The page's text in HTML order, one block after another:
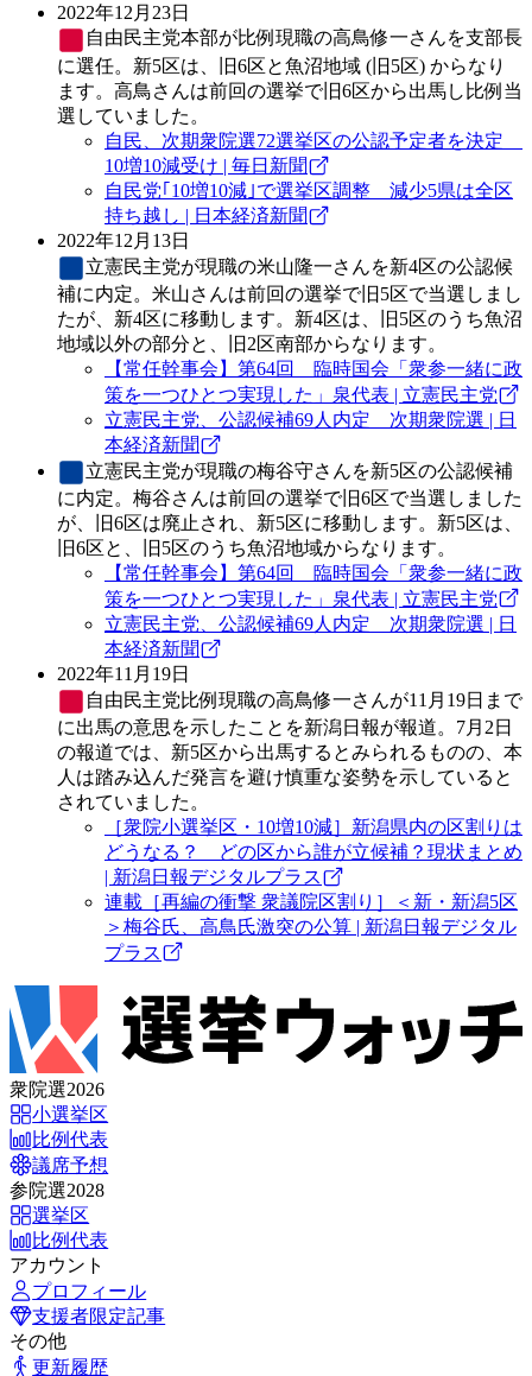
2022年12月23日
自由民主党本部が比例現職の高鳥修一さんを支部長
に選任。新5区は、旧6区と魚沼地域 (旧5区) からなり
ます。高鳥さんは前回の選挙で旧6区から出馬し比例当
選していました。
自民、次期衆院選72選挙区の公認予定者を決定
10増10減受け | 毎日新聞
自民党｢10増10減｣で選挙区調整 減少5県は全区
持ち越し | 日本経済新聞
2022年12月13日
立憲民主党が現職の米山隆一さんを新4区の公認候
補に内定。米山さんは前回の選挙で旧5区で当選しまし
たが、新4区に移動します。新4区は、旧5区のうち魚沼
地域以外の部分と、旧2区南部からなります。
【常任幹事会】第64回 臨時国会「衆参一緒に政
策を一つひとつ実現した」泉代表 | 立憲民主党
立憲民主党、公認候補69人内定 次期衆院選 | 日
本経済新聞
立憲民主党が現職の梅谷守さんを新5区の公認候補
に内定。梅谷さんは前回の選挙で旧6区で当選しました
が、旧6区は廃止され、新5区に移動します。新5区は、
旧6区と、旧5区のうち魚沼地域からなります。
【常任幹事会】第64回 臨時国会「衆参一緒に政
策を一つひとつ実現した」泉代表 | 立憲民主党
立憲民主党、公認候補69人内定 次期衆院選 | 日
本経済新聞
2022年11月19日
自由民主党比例現職の高鳥修一さんが11月19日まで
に出馬の意思を示したことを新潟日報が報道。7月2日
の報道では、新5区から出馬するとみられるものの、本
人は踏み込んだ発言を避け慎重な姿勢を示していると
されていました。
［衆院小選挙区・10増10減］新潟県内の区割りは
どうなる？ どの区から誰が立候補？現状まとめ
| 新潟日報デジタルプラス
連載［再編の衝撃 衆議院区割り］＜新・新潟5区
＞梅谷氏、高鳥氏激突の公算 | 新潟日報デジタル
プラス
衆院選2026
小選挙区
比例代表
議席予想
参院選2028
選挙区
比例代表
アカウント
プロフィール
支援者限定記事
その他
更新履歴